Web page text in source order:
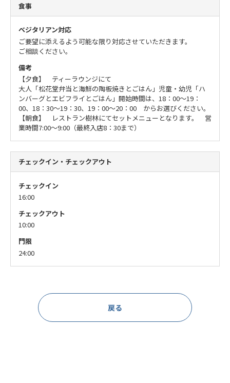
食事
ベジタリアン対応
ご要望に添えるよう可能な限り対応させていただきます。
ご相談ください。
備考
【夕食】 ティーラウンジにて
大人「松花堂弁当と海鮮の陶板焼きとごはん」 児童・幼児「ハ
ンバーグとエビフライとごはん」 開始時間は、18：00～19：
00、18：30～19：30、19：00～20：00 からお選びください。
【朝食】 レストラン樹林にてセットメニューとなります。 営
業時間7:00～9:00（最終入店8：30まで）
チェックイン・チェックアウト
チェックイン
16:00
チェックアウト
10:00
門限
24:00
戻る